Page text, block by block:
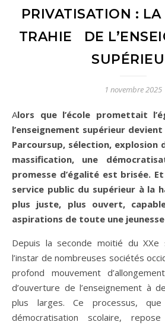
PRIVATISATION : LA
TRAHIE DE
1 novembre 2025
Alors que l’école promettait l’égalité des chances,
l’enseignement supérieur
Parcoursup, sélection, explosion
massification, une
promesse d’égalité est brisée.
service public du supérieur à la
plus juste, plus ouvert,
aspirations de toute une jeunesse
Depuis la seconde moitié du XXe
l’instar de nombreuses sociétés
profond mouvement
d’ouverture de l’enseignement à
plus larges. Ce processus,
démocratisation scolaire,